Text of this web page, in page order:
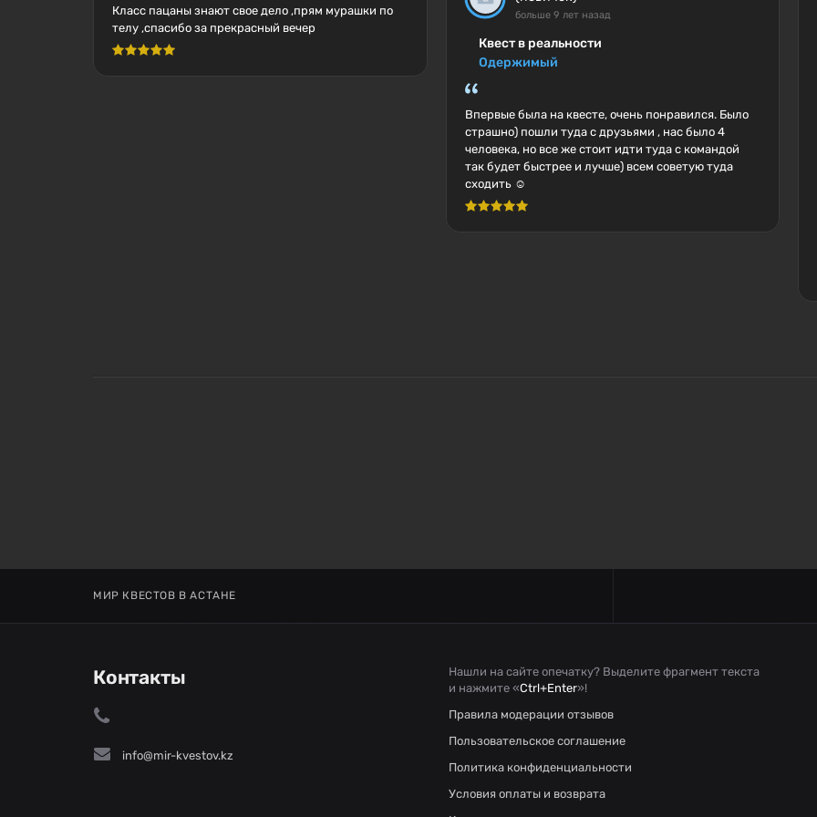
Класс пацаны знают свое дело ,прям мурашки по
телу ,спасибо за прекрасный вечер
больше 9 лет назад
Квест в реальности
Одержимый
Впервые была на квесте, очень понравился. Было
страшно) пошли туда с друзьями , нас было 4
человека, но все же стоит идти туда с командой
так будет быстрее и лучше) всем советую туда
сходить ☺️
МИР КВЕСТОВ В АСТАНЕ
Контакты
info@mir-kvestov.kz
Нашли на сайте опечатку? Выделите фрагмент текста
и нажмите «Ctrl+Enter»!
Правила модерации отзывов
Пользовательское соглашение
Политика конфиденциальности
Условия оплаты и возврата